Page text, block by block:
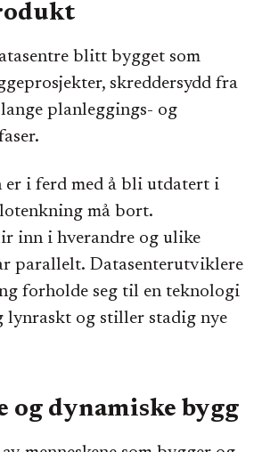
blitt bygget som
skreddersydd fra
planleggings- og
er i ferd med å bli utdatert i
må bort.
inn i hverandre og ulike
parallelt. Datasenterutviklere
forholde seg til en teknologi
lynraskt og stiller stadig nye
og dynamiske bygg